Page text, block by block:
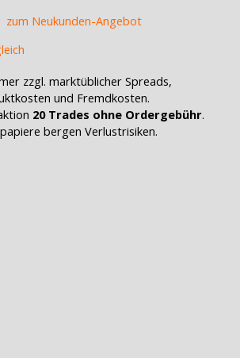
zum Neukunden-Angebot
zzgl. marktüblicher Spreads,
und Fremdkosten.
20 Trades ohne Ordergebühr.
bergen Verlustrisiken.